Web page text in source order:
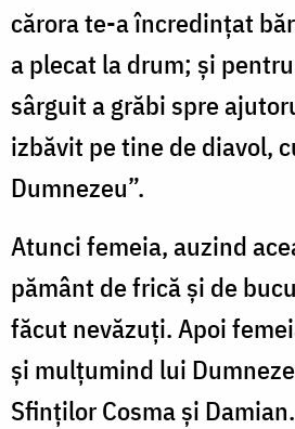
cărora te-a încredințat
a plecat la drum; și
sârguit a grăbi spre
izbăvit pe tine de diavol,
Dumnezeu”.
Atunci femeia, auzind
pământ de frică și de
făcut nevăzuți. Apoi
și mulțumind lui
Sfinților Cosma și